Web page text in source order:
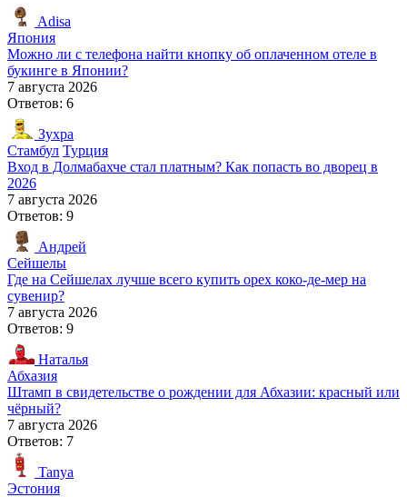
Adisa
Япония
Можно ли с телефона найти кнопку об оплаченном отеле в
букинге в Японии?
7 августа 2026
Ответов: 6
Зухра
Стамбул Турция
Вход в Долмабахче стал платным? Как попасть во дворец в
2026
7 августа 2026
Ответов: 9
Андрей
Сейшелы
Где на Сейшелах лучше всего купить орех коко-де-мер на
сувенир?
7 августа 2026
Ответов: 9
Наталья
Абхазия
Штамп в свидетельстве о рождении для Абхазии: красный или
чёрный?
7 августа 2026
Ответов: 7
Tanya
Эстония